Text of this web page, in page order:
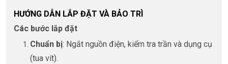
HƯỚNG DẪN LẮP ĐẶT VÀ BẢO TRÌ
Các bước lắp đặt
Chuẩn bị: Ngắt nguồn điện, kiểm tra trần và dụng cụ
(tua vít).